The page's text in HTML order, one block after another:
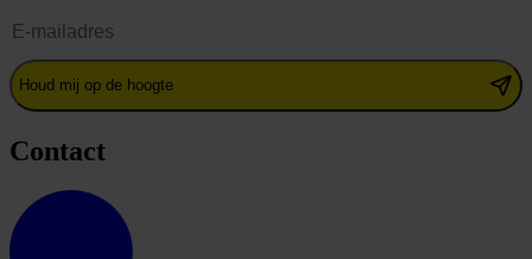
Houd mij op de hoogte
Contact